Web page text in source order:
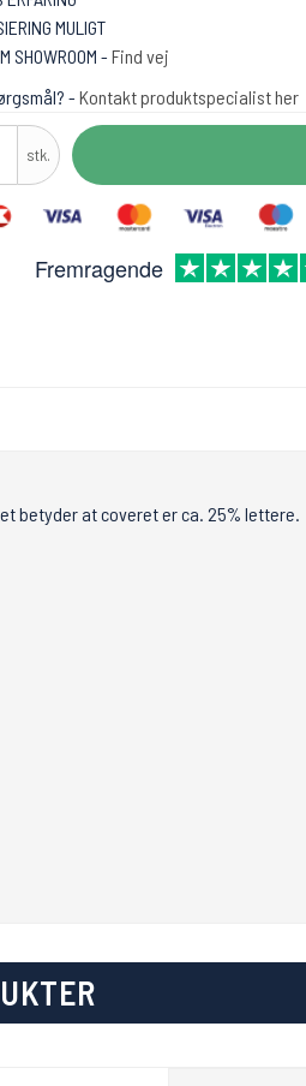
MULIGT
SHOWROOM - Find vej
- Kontakt produktspecialist her
stk.
Fremragende
betyder at coveret er ca. 25% lettere.